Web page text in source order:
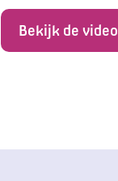
Bekijk de video